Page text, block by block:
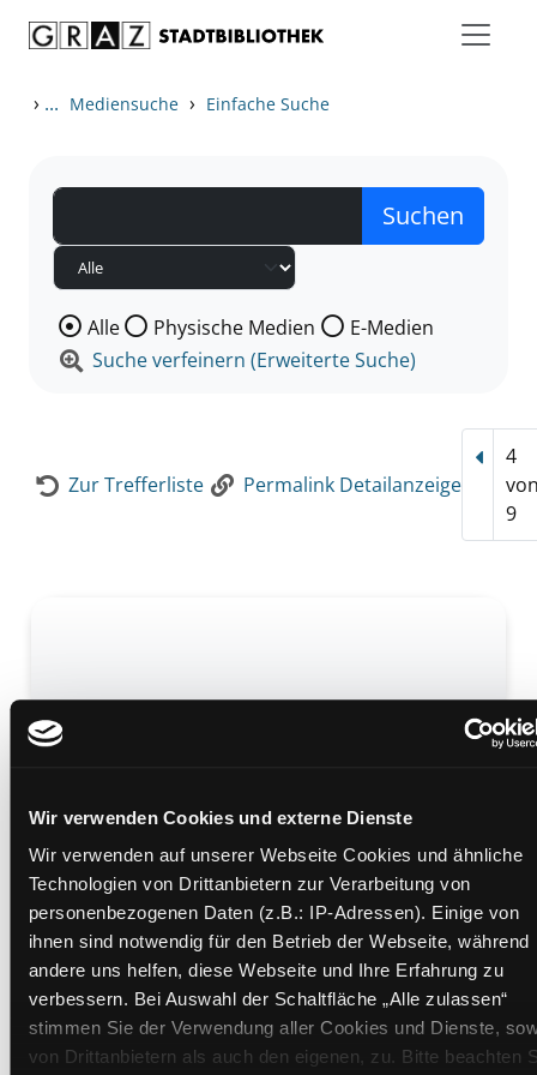
Wir verwenden Cookies und externe Dienste
Wir verwenden auf unserer Webseite Cookies und ähnliche
Technologien von Drittanbietern zur Verarbeitung von
personenbezogenen Daten (z.B.: IP-Adressen). Einige von
ihnen sind notwendig für den Betrieb der Webseite, während
andere uns helfen, diese Webseite und Ihre Erfahrung zu
verbessern. Bei Auswahl der Schaltfläche „Alle zulassen“
stimmen Sie der Verwendung aller Cookies und Dienste,
von Drittanbietern als auch den eigenen, zu. Bitte beachten
› ... Mediensuche › Einfache Suche
Wählen Sie die Medienart nach der Sie suchen wollen.
Alle Physische Medien
E-Medien
Suche verfeinern (Erweiterte Suche)
Zur Trefferliste Permalink Detailanzeige
4
9
Rabenschatten
Verfasser:Ryan, Anthony
Mehr Informationen ein-/ausblenden
Bände
Medium auf die Postliste setzen